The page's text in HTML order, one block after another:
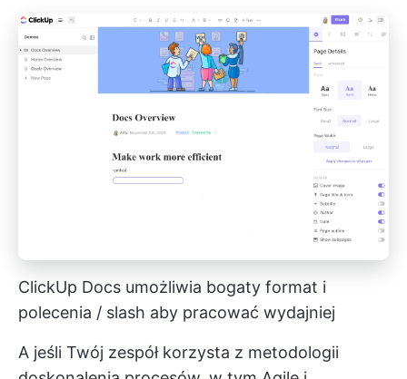
ClickUp Docs umożliwia bogaty format i
polecenia / slash aby pracować wydajniej
A jeśli Twój zespół korzysta z metodologii